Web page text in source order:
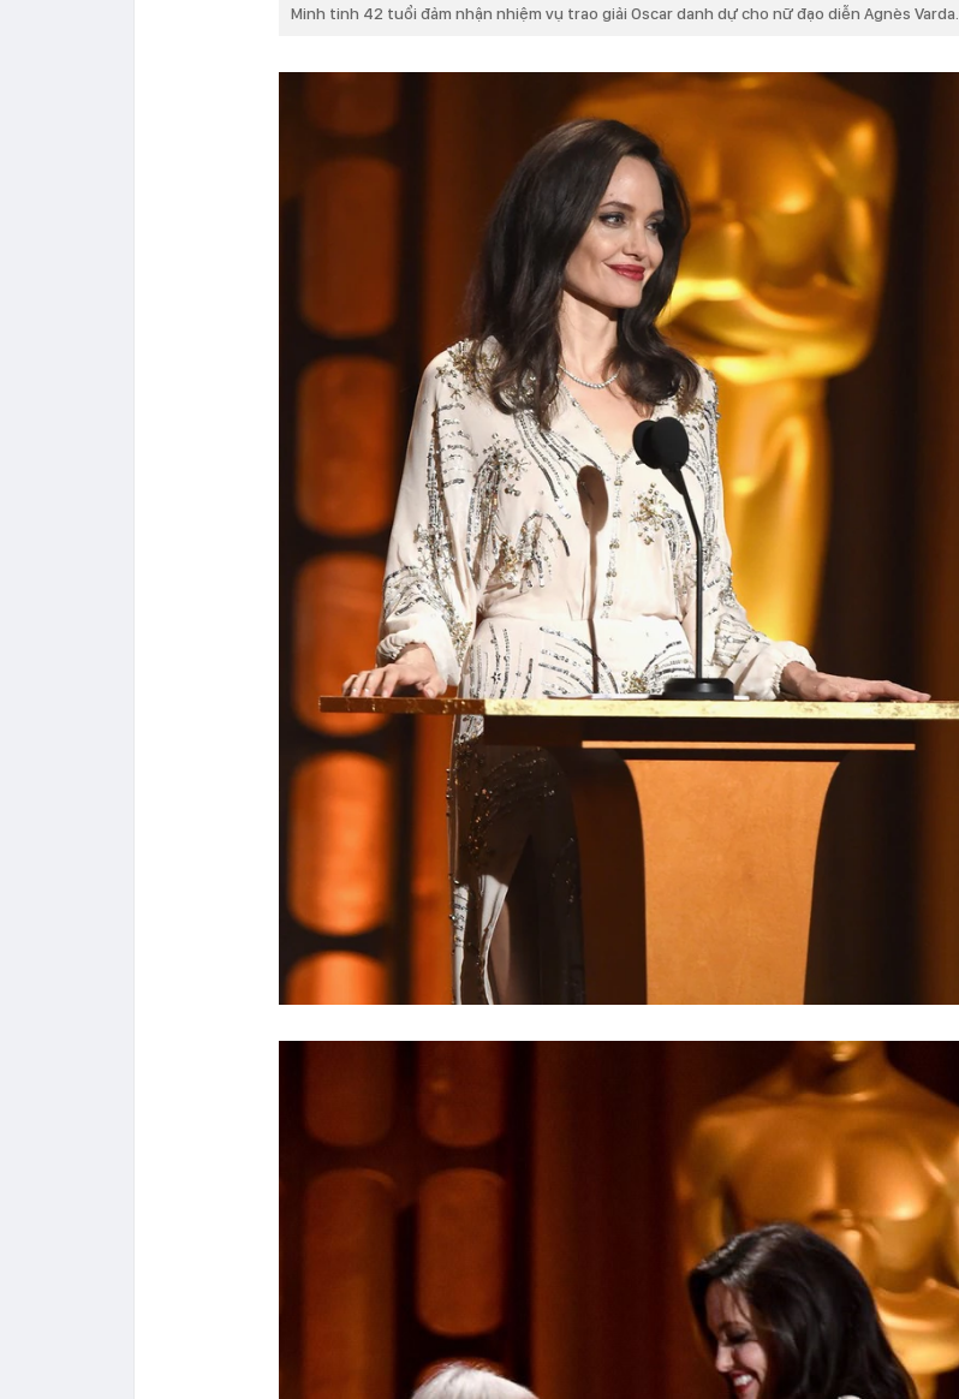
Minh tinh 42 tuổi đảm nhận nhiệm vụ trao giải Oscar danh dự cho nữ đạo diễn Agnès Varda.